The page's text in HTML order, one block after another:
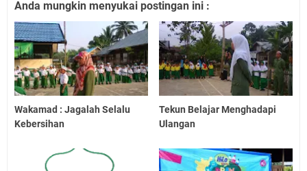
Anda mungkin menyukai postingan ini :
Wakamad : Jagalah Selalu
Kebersihan
Tekun Belajar Menghadapi
Ulangan